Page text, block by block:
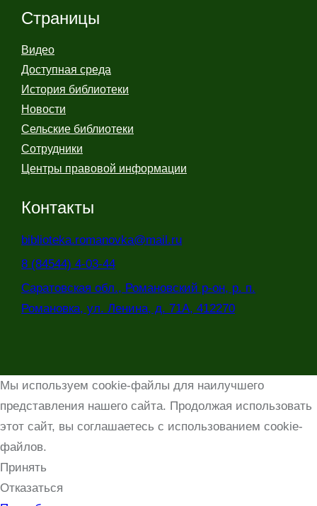
Страницы
Видео
Доступная среда
История библиотеки
Новости
Сельские библиотеки
Сотрудники
Центры правовой информации
Контакты
biblioteka.romanovka@mail.ru
8 (84544) 4-03-44
Саратовская обл., Романовский р-он, р. п.
Романовка, ул. Ленина, д. 71А, 412270
Мы используем cookie-файлы для наилучшего
представления нашего сайта. Продолжая использовать
этот сайт, вы соглашаетесь с использованием cookie-
файлов.
Принять
Отказаться